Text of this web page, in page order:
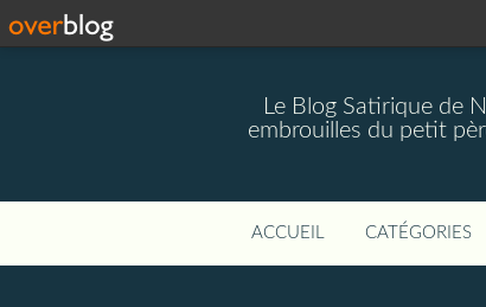
Le Blog Satirique de
embrouilles du petit
ACCUEIL CATÉGORIES